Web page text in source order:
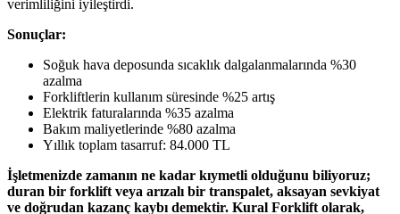
verimliliğini iyileştirdi.
Sonuçlar:
Soğuk hava deposunda sıcaklık dalgalanmalarında %30
azalma
Forkliftlerin kullanım süresinde %25 artış
Elektrik faturalarında %35 azalma
Bakım maliyetlerinde %80 azalma
Yıllık toplam tasarruf: 84.000 TL
İşletmenizde zamanın ne kadar kıymetli olduğunu biliyoruz;
duran bir forklift veya arızalı bir transpalet, aksayan sevkiyat
ve doğrudan kazanç kaybı demektir. Kural Forklift olarak,